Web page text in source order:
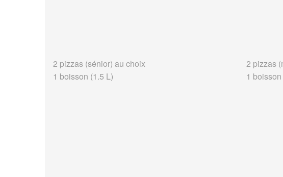
2 pizzas (sénior) au choix
1 boisson (1.5 L)
2 pizzas
1